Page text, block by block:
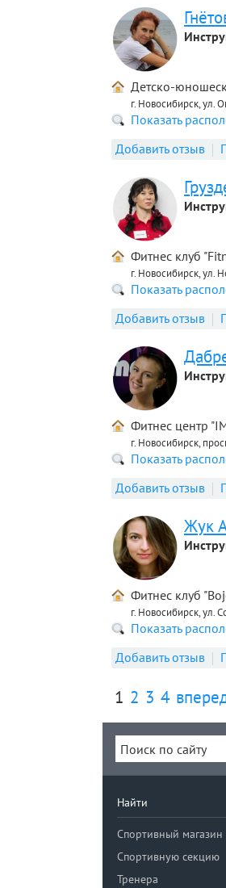
Детско-
г. Новосибирск, ул.
Показать
Добавить отзыв
Фитнес клуб
г. Новосибирск, ул.
Показать
Добавить отзыв
Фитнес центр
г. Новосибирск,
Показать
Добавить отзыв
Жук
Фитнес клуб
г. Новосибирск, ул.
Показать
Добавить отзыв
1 2 3 4
Найти
Спортивный магазин
Спортивную секцию
Тренера